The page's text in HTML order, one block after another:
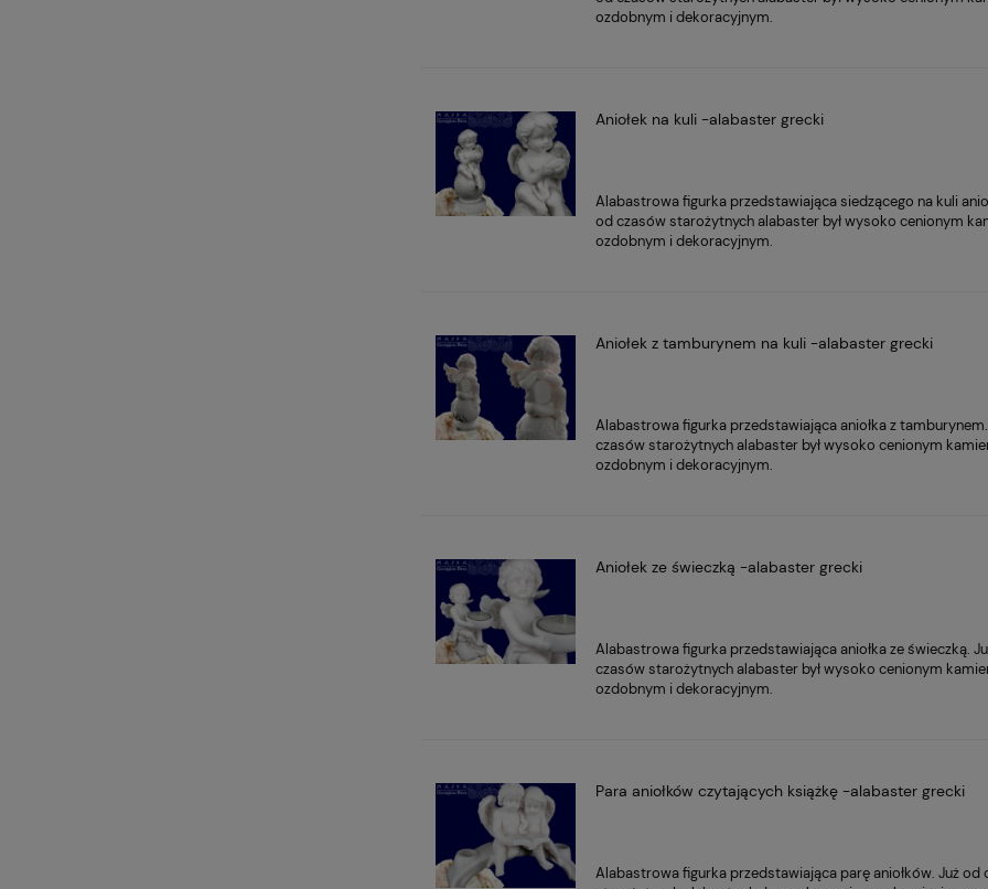
ozdobnym i dekoracyjnym.
Aniołek na kuli -alabaster grecki
Alabastrowa figurka przedstawiająca siedzącego na kuli
od czasów starożytnych alabaster był wysoko cenionym
ozdobnym i dekoracyjnym.
Aniołek z tamburynem na kuli -alabaster grecki
Alabastrowa figurka przedstawiająca aniołka z
czasów starożytnych alabaster był wysoko cenionym
ozdobnym i dekoracyjnym.
Aniołek ze świeczką -alabaster grecki
Alabastrowa figurka przedstawiająca aniołka ze świeczką.
czasów starożytnych alabaster był wysoko cenionym
ozdobnym i dekoracyjnym.
Para aniołków czytających książkę -alabaster grecki
Alabastrowa figurka przedstawiająca parę aniołków. Już od